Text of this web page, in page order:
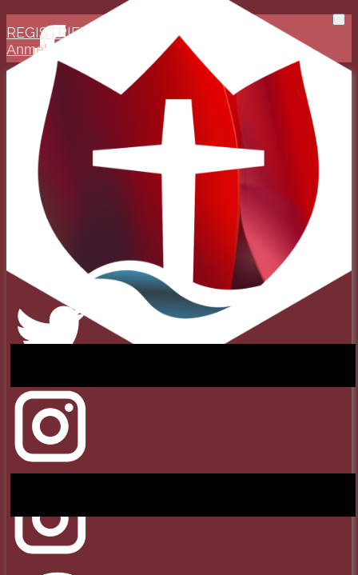
REGISTRIEREN
Anmelden
Evangelisch-Reformierte
Baptistengemeinde